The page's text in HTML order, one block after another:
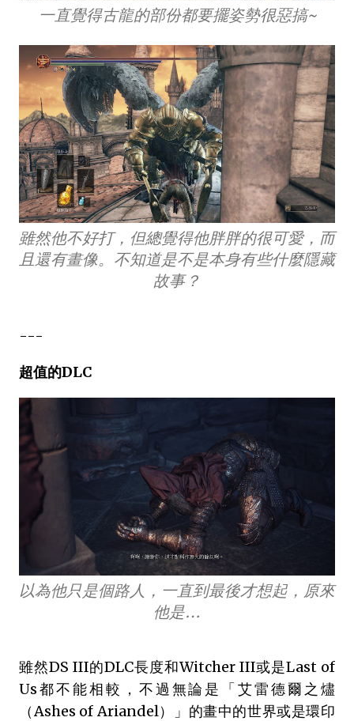
一直覺得古龍的部份都要擺姿勢很惡搞~
雖然他不好打，但總覺得他胖胖的很可愛，而
且還有畫像。不知道是不是本身有些什麼隱藏
故事？
---
超值的DLC
以為他只是個路人，一直到最後才想起，原來
他是…
雖然DS III的DLC長度和Witcher III或是Last of
Us都不能相較，不過無論是「艾雷德爾之燼
（Ashes of Ariandel）」的畫中的世界或是環印